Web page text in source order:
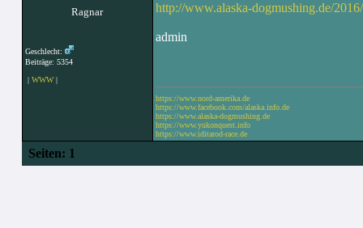
Ragnar
Geschlecht:
Beiträge: 5354
| WWW|
http://www.alaska-dogmushing.de/
admin
https://www.nord-amerika.de
https://www.facebook.com/alaska.info.de
https://www.alaska-dogmushing.de
https://www.yukonquest.info
https://www.iditarod-race.de
Seiten: 1